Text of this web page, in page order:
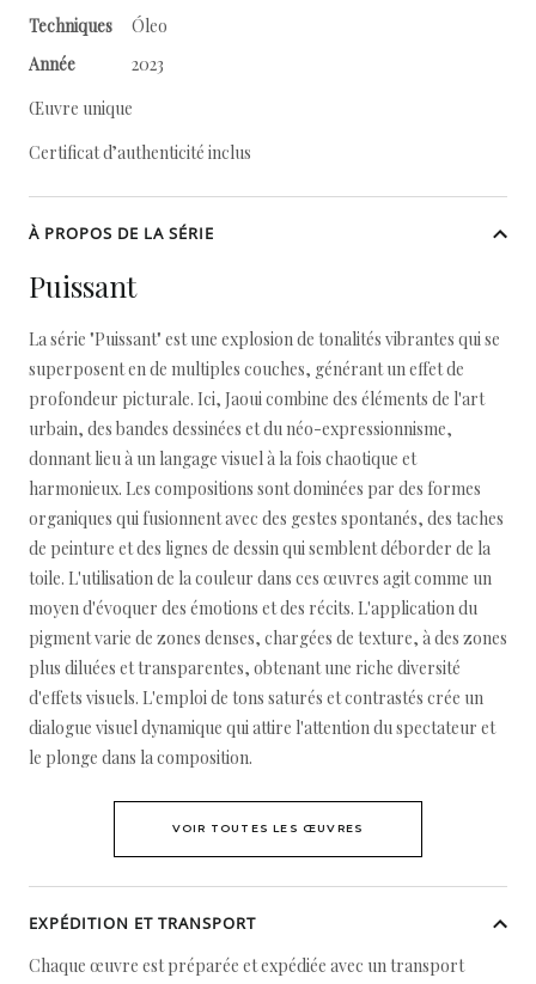
Techniques
Óleo
Année
2023
Œuvre unique
Certificat d’authenticité inclus
À PROPOS DE LA SÉRIE
Puissant
La série "Puissant" est une explosion de tonalités vibrantes qui se
superposent en de multiples couches, générant un effet de
profondeur picturale. Ici, Jaoui combine des éléments de l'art
urbain, des bandes dessinées et du néo-expressionnisme,
donnant lieu à un langage visuel à la fois chaotique et
harmonieux. Les compositions sont dominées par des formes
organiques qui fusionnent avec des gestes spontanés, des taches
de peinture et des lignes de dessin qui semblent déborder de la
toile. L'utilisation de la couleur dans ces œuvres agit comme un
moyen d'évoquer des émotions et des récits. L'application du
pigment varie de zones denses, chargées de texture, à des zones
plus diluées et transparentes, obtenant une riche diversité
d'effets visuels. L'emploi de tons saturés et contrastés crée un
dialogue visuel dynamique qui attire l'attention du spectateur et
le plonge dans la composition.
VOIR TOUTES LES ŒUVRES
EXPÉDITION ET TRANSPORT
Chaque œuvre est préparée et expédiée avec un transport